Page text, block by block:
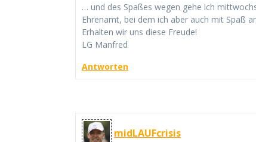
… und des Spaßes wegen gehe ich
Ehrenamt, bei dem ich aber auch mit Spaß
Erhalten wir uns diese Freude!
LG Manfred
Antworten
midLAUFcrisis